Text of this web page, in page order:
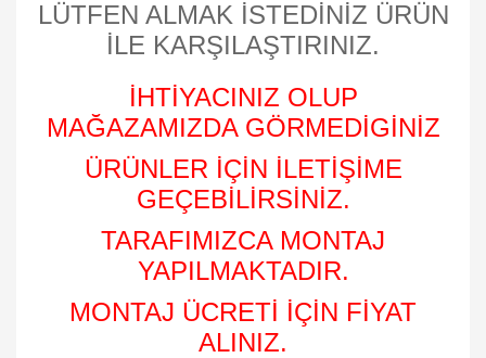
LÜTFEN ALMAK İSTEDİNİZ ÜRÜN
İLE KARŞILAŞTIRINIZ.
İHTİYACINIZ OLUP
MAĞAZAMIZDA GÖRMEDİGİNİZ
ÜRÜNLER İÇİN İLETİŞİME
GEÇEBİLİRSİNİZ.
TARAFIMIZCA MONTAJ
YAPILMAKTADIR.
MONTAJ ÜCRETİ İÇİN FİYAT
ALINIZ.